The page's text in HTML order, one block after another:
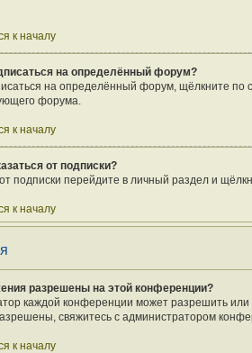
к началу
на определённый форум?
на определённый форум, щёлкните по
форума.
к началу
от подписки?
подписки перейдите в личный раздел и
к началу
разрешены на этой конференции?
каждой конференции может разрешить
свяжитесь с администратором
к началу